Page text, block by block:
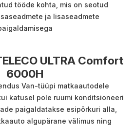
tööde kohta, mis on seotud
ja lisaseadmete
ULTRA Comfort
6000H
Van-tüüpi matkaautodele
katusel pole ruumi konditsioneeri
paigaldatakse esipõrkuri alla,
algupärane välimus ning